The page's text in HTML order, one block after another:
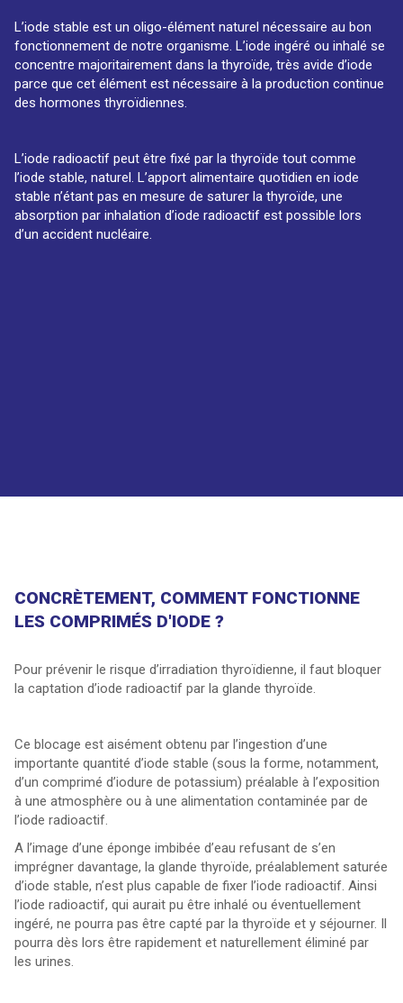
L’iode stable est un oligo-élément naturel nécessaire au bon
fonctionnement de notre organisme. L’iode ingéré ou inhalé se
concentre majoritairement dans la thyroïde, très avide d’iode
parce que cet élément est nécessaire à la production continue
des hormones thyroïdiennes.
L’iode radioactif peut être fixé par la thyroïde tout comme
l’iode stable, naturel. L’apport alimentaire quotidien en iode
stable n’étant pas en mesure de saturer la thyroïde, une
absorption par inhalation d’iode radioactif est possible lors
d’un accident nucléaire.
CONCRÈTEMENT, COMMENT FONCTIONNE
LES COMPRIMÉS D'IODE ?
Pour prévenir le risque d’irradiation thyroïdienne, il faut bloquer
la captation d’iode radioactif par la glande thyroïde.
Ce blocage est aisément obtenu par l’ingestion d’une
importante quantité d’iode stable (sous la forme, notamment,
d’un comprimé d’iodure de potassium) préalable à l’exposition
à une atmosphère ou à une alimentation contaminée par de
l’iode radioactif.
A l’image d’une éponge imbibée d’eau refusant de s’en
imprégner davantage, la glande thyroïde, préalablement saturée
d’iode stable, n’est plus capable de fixer l’iode radioactif. Ainsi
l’iode radioactif, qui aurait pu être inhalé ou éventuellement
ingéré, ne pourra pas être capté par la thyroïde et y séjourner. Il
pourra dès lors être rapidement et naturellement éliminé par
les urines.